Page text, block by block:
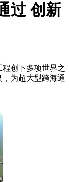
过 创新
创下多项世界之
为超大型跨海通